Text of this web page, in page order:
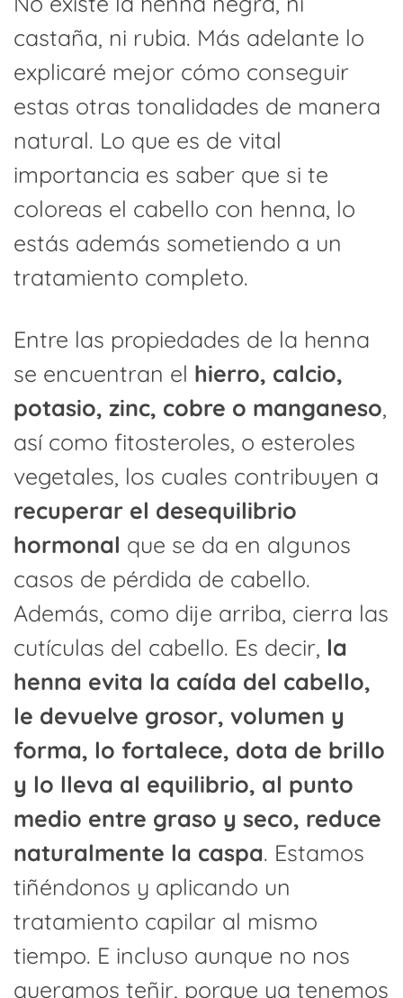
castaña, ni rubia. Más adelante lo
explicaré mejor cómo conseguir
estas otras tonalidades de manera
natural. Lo que es de vital
importancia es saber que si te
coloreas el cabello con henna, lo
estás además sometiendo a un
tratamiento completo.
Entre las propiedades de la henna
se encuentran el hierro, calcio,
potasio, zinc, cobre o manganeso,
así como fitosteroles, o esteroles
vegetales, los cuales contribuyen a
recuperar el desequilibrio
hormonal que se da en algunos
casos de pérdida de cabello.
Además, como dije arriba, cierra las
cutículas del cabello. Es decir, la
henna evita la caída del cabello,
le devuelve grosor, volumen y
forma, lo fortalece, dota de brillo
y lo lleva al equilibrio, al punto
medio entre graso y seco, reduce
naturalmente la caspa. Estamos
tiñéndonos y aplicando un
tratamiento capilar al mismo
tiempo. E incluso aunque no nos
queramos teñir, porque ya tenemos